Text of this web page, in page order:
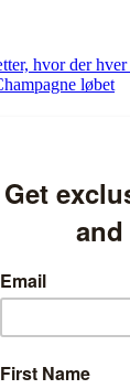
hvor der hver
løbet
du klar til at